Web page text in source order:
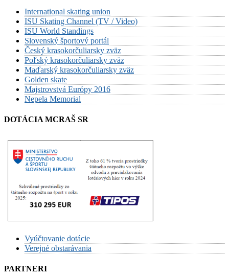
International skating union
ISU Skating Channel (TV / Video)
ISU World Standings
Slovenský športový portál
Český krasokorčuliarsky zväz
Poľský krasokorčuliarsky zväz
Maďarský krasokorčuliarsky zväz
Golden skate
Majstrovstvá Európy 2016
Nepela Memorial
DOTÁCIA MCRAŠ SR
Vyúčtovanie dotácie
Verejné obstarávania
PARTNERI